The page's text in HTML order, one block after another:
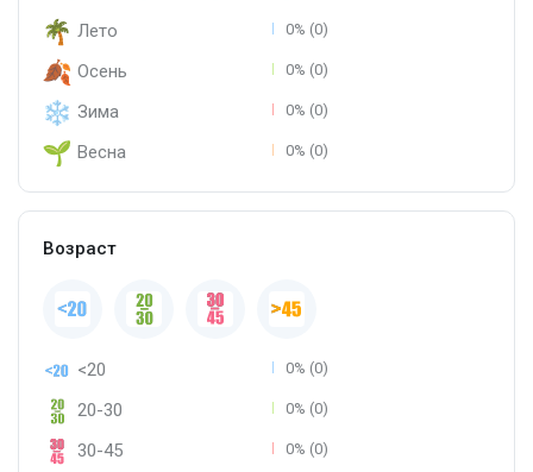
Лето 0% (0)
Осень 0% (0)
Зима 0% (0)
Весна 0% (0)
Возраст
<20 0% (0)
20-30 0% (0)
30-45 0% (0)